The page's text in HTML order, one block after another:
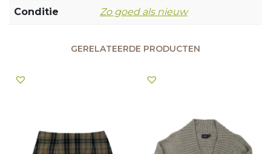
Conditie Zo goed als nieuw
GERELATEERDE PRODUCTEN